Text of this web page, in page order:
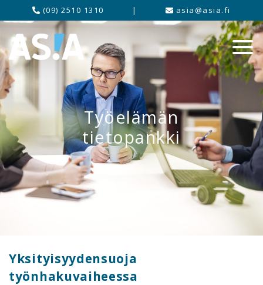
(09) 2510 1310 | asia@asia.fi
Työelämän
tietopankki
Yksityisyydensuoja
työnhakuvaiheessa